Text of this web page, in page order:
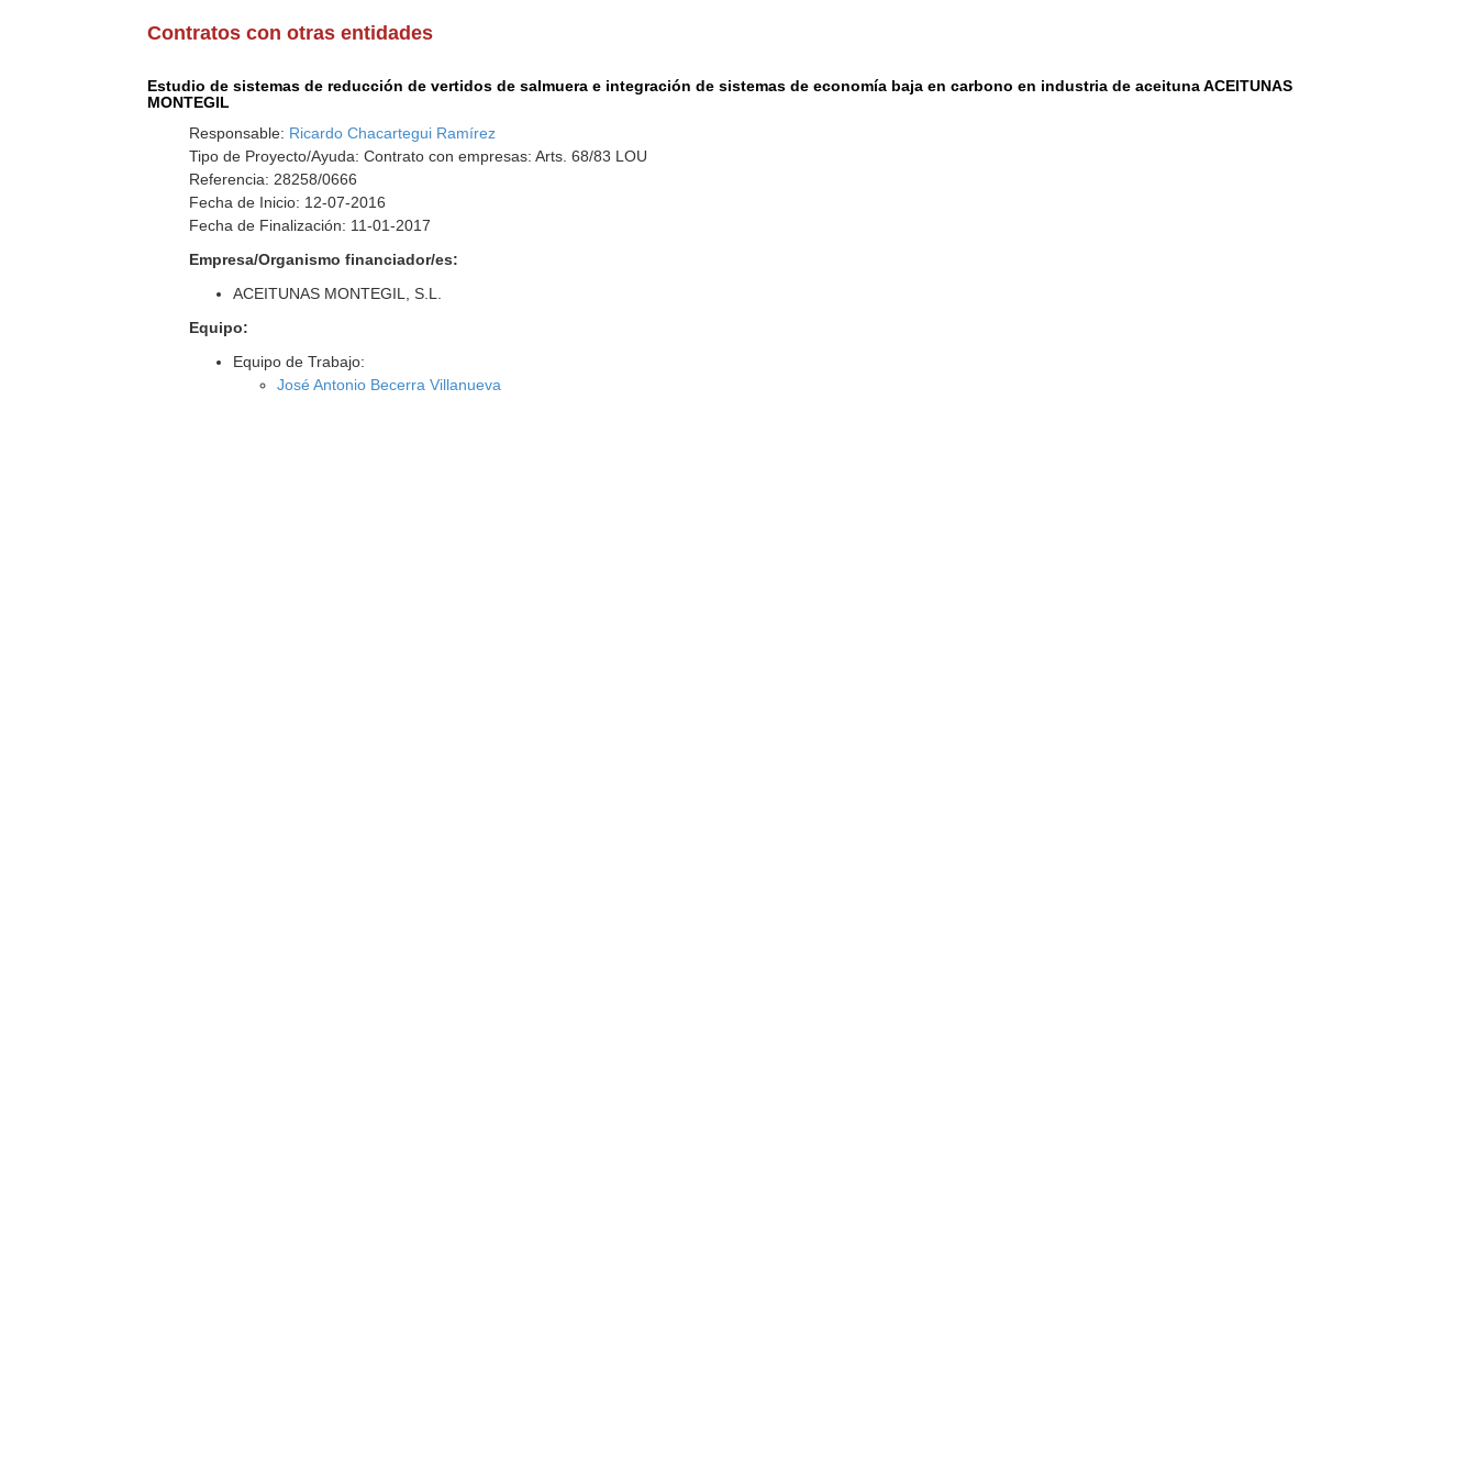
Contratos con otras entidades
Estudio de sistemas de reducción de vertidos de salmuera e integración de sistemas de economía baja en carbono en industria de aceituna ACEITUNAS
MONTEGIL
Responsable: Ricardo Chacartegui Ramírez
Tipo de Proyecto/Ayuda: Contrato con empresas: Arts. 68/83 LOU
Referencia: 28258/0666
Fecha de Inicio: 12-07-2016
Fecha de Finalización: 11-01-2017
Empresa/Organismo financiador/es:
ACEITUNAS MONTEGIL, S.L.
Equipo:
Equipo de Trabajo:
José Antonio Becerra Villanueva